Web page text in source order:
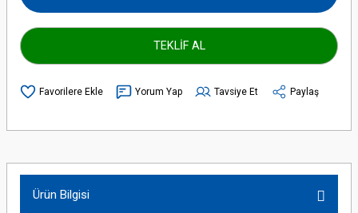
TEKLİF AL
Yorum Yap Tavsiye Et Paylaş
Ürün Bilgisi